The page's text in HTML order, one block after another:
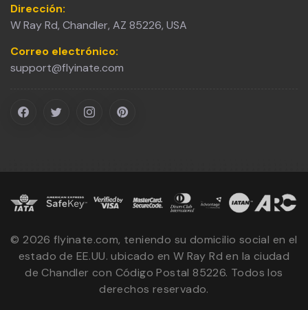
Dirección:
W Ray Rd, Chandler, AZ 85226, USA
Correo electrónico:
support@flyinate.com
©2026 flyinate.com, teniendo su domicilio social en el
estado de EE.UU. ubicado en W Ray Rd en la ciudad
de Chandler con Código Postal 85226. Todos los
derechos reservado.